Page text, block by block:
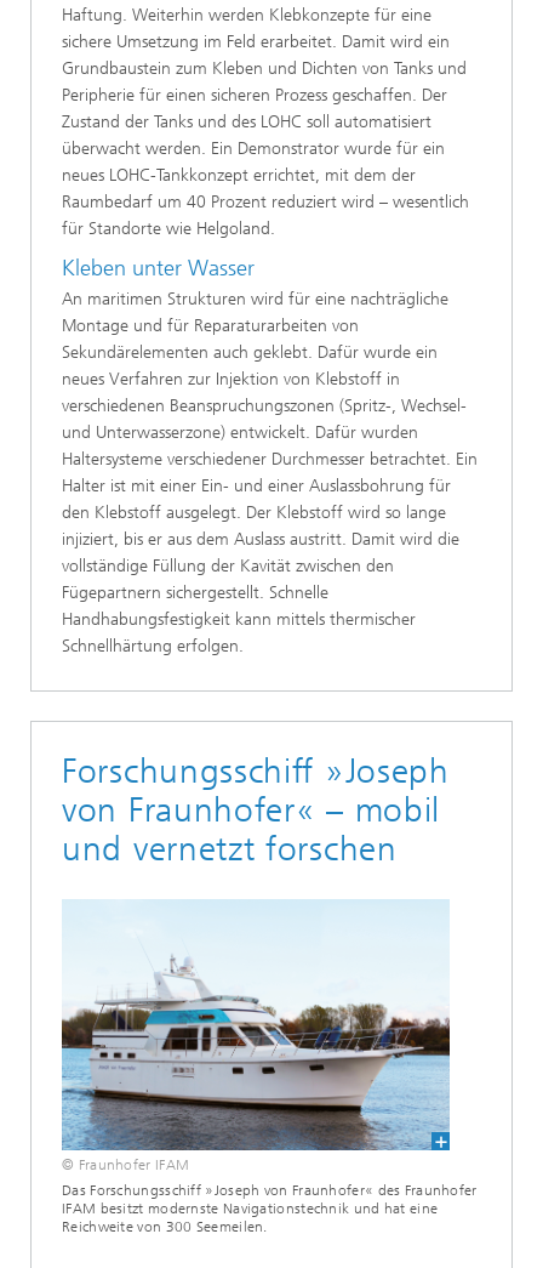
Haftung. Weiterhin werden Klebkonzepte für eine
sichere Umsetzung im Feld erarbeitet. Damit wird ein
Grundbaustein zum Kleben und Dichten von Tanks und
Peripherie für einen sicheren Prozess geschaffen. Der
Zustand der Tanks und des LOHC soll automatisiert
überwacht werden. Ein Demonstrator wurde für ein
neues LOHC-Tankkonzept errichtet, mit dem der
Raumbedarf um 40 Prozent reduziert wird – wesentlich
für Standorte wie Helgoland.
Kleben unter Wasser
An maritimen Strukturen wird für eine nachträgliche
Montage und für Reparaturarbeiten von
Sekundärelementen auch geklebt. Dafür wurde ein
neues Verfahren zur Injektion von Klebstoff in
verschiedenen Beanspruchungszonen (Spritz-, Wechsel-
und Unterwasserzone) entwickelt. Dafür wurden
Haltersysteme verschiedener Durchmesser betrachtet. Ein
Halter ist mit einer Ein- und einer Auslassbohrung für
den Klebstoff ausgelegt. Der Klebstoff wird so lange
injiziert, bis er aus dem Auslass austritt. Damit wird die
vollständige Füllung der Kavität zwischen den
Fügepartnern sichergestellt. Schnelle
Handhabungsfestigkeit kann mittels thermischer
Schnellhärtung erfolgen.
Forschungsschiff »Joseph
von Fraunhofer« – mobil
und vernetzt forschen
© Fraunhofer IFAM
Das Forschungsschiff »Joseph von Fraunhofer« des Fraunhofer
IFAM besitzt modernste Navigationstechnik und hat eine
Reichweite von 300 Seemeilen.